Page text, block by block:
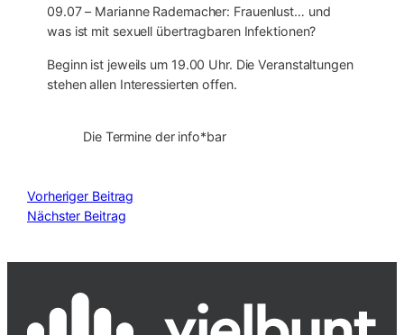
09.07 – Marianne Rademacher: Frauenlust… und
was ist mit sexuell übertragbaren Infektionen?
Beginn ist jeweils um 19.00 Uhr. Die Veranstaltungen
stehen allen Interessierten offen.
Die Termine der info*bar
Vorheriger Beitrag
Nächster Beitrag